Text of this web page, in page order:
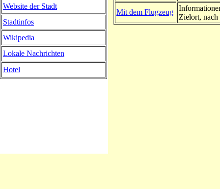
Mit dem Flugzeug
Zielort, nach
Website der Stadt
Stadtinfos
Wikipedia
Lokale Nachrichten
Hotel